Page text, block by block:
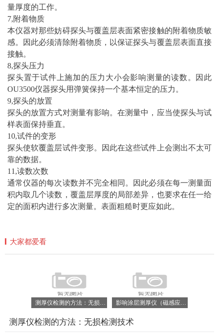
量厚度的工作。
7,附着物质
本仪器对那些妨碍探头与覆盖层表面紧密接触的附着物质敏
感。因此必须清除附着物质，以保证探头与覆盖层表面直接
接触。
8,探头压力
探头置于试件上施加的压力大小会影响测量的读数。因此
OU3500仪器探头用弹簧保持一个基本恒定的压力。
9,探头的放置
探头的放置方式对测量有影响。在测量中，应当使探头与试
样表面保持垂直。
10,试件的变形
探头使软覆盖层试件变形。因此在这些试件上会测出不太可
靠的数据。
11,读数次数
通常仪器的每次读数并不完全相同。因此必须在每一测量面
积内取几个读数，覆盖层厚度的局部差异，也要求在任一给
定的面积内进行多次测量。表面粗糙时更应如此。
大家都爱看
测厚仪检测的方法：无损检测技术